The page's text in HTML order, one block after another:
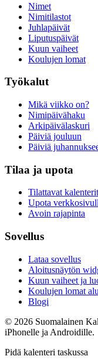
Nimet
Nimitilastot
Juhlapäivät
Liputuspäivät
Kuun vaiheet
Koulujen lomat
Työkalut
Mikä viikko on?
Nimipäivähaku
Arkipäivälaskuri
Päiviä jouluun
Päiviä
Tilaa ja upota
Tilattavat kalenterit
Upota
Avoin rajapinta
Sovellus
Lataa sovellus
Aloitusnäytön
Kuun vaiheet ja
Koulujen lomat
Blogi
© 2026 Suomalainen
iPhonelle ja Androidille.
Pidä kalenteri taskussa